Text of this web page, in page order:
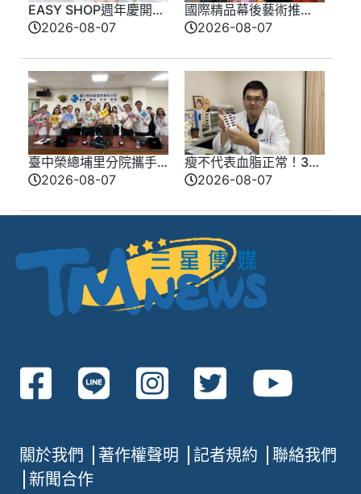
EASY SHOP週年慶開
跑！全新「戀戀星光」
轉身即是焦點
2026-08-07
國際精品幕後藝術推
手 法朵艾絲琳打造千
2026-08-07
臺中榮總埔里分院攜手
檢方 深化醫事倫理教育
2026-08-07
瘦不代表血脂正常！30
多歲男三酸甘油脂飆破
2026-08-07
關於我們 著作權聲明 記者規約
聯絡我們
新聞合作